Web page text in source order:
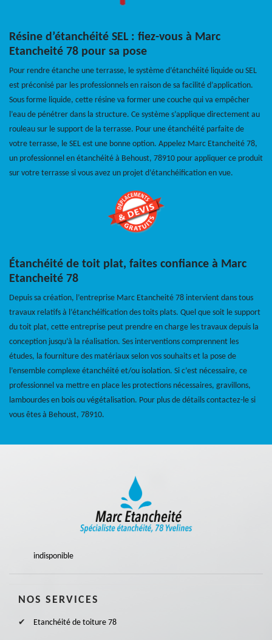
Résine d’étanchéité SEL : fiez-vous à Marc
Etancheité 78 pour sa pose
Pour rendre étanche une terrasse, le système d’étanchéité liquide ou SEL
est préconisé par les professionnels en raison de sa facilité d’application.
Sous forme liquide, cette résine va former une couche qui va empêcher
l’eau de pénétrer dans la structure. Ce système s’applique directement au
rouleau sur le support de la terrasse. Pour une étanchéité parfaite de
votre terrasse, le SEL est une bonne option. Appelez Marc Etancheité 78,
un professionnel en étanchéité à Behoust, 78910 pour appliquer ce produit
sur votre terrasse si vous avez un projet d’étanchéification en vue.
Étanchéité de toit plat, faites confiance à Marc
Etancheité 78
Depuis sa création, l’entreprise Marc Etancheité 78 intervient dans tous
travaux relatifs à l’étanchéification des toits plats. Quel que soit le support
du toit plat, cette entreprise peut prendre en charge les travaux depuis la
conception jusqu’à la réalisation. Ses interventions comprennent les
études, la fourniture des matériaux selon vos souhaits et la pose de
l’ensemble complexe étanchéité et/ou isolation. Si c’est nécessaire, ce
professionnel va mettre en place les protections nécessaires, gravillons,
lambourdes en bois ou végétalisation. Pour plus de détails contactez-le si
vous êtes à Behoust, 78910.
indisponible
NOS SERVICES
Etanchéité de toiture 78